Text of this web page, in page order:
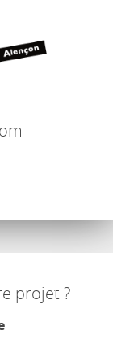
projet ?